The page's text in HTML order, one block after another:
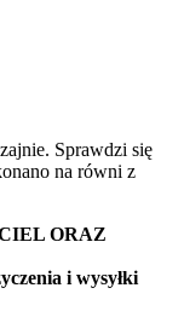
Sprawdzi się
na równi z
ORAZ
i wysyłki